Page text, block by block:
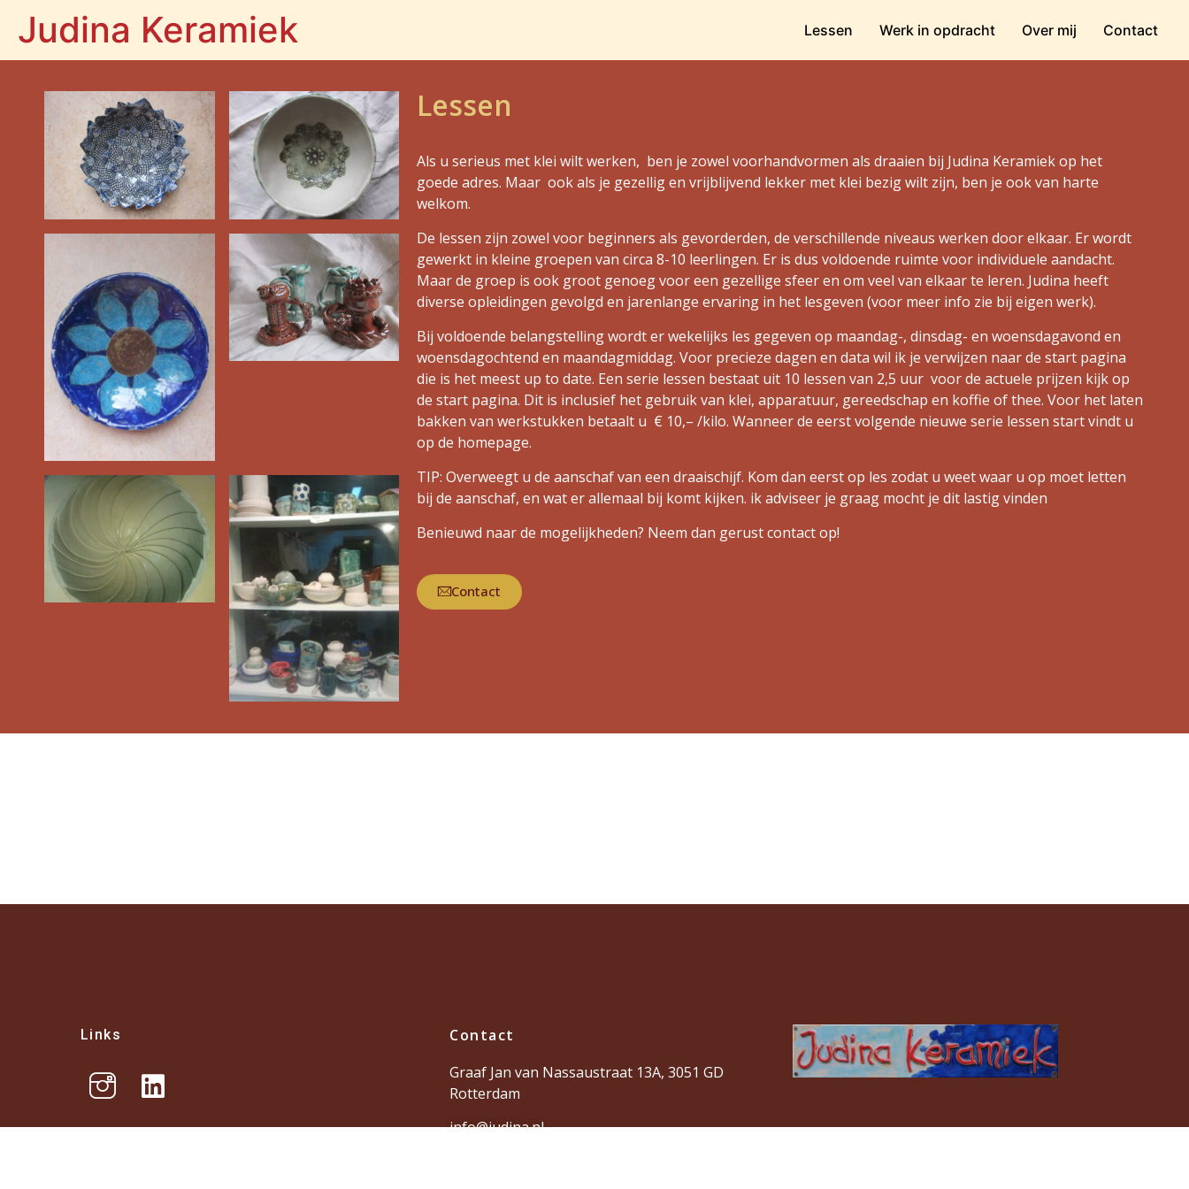
Judina Keramiek Lessen Werk in opdracht Over mij Contact
Lessen
Als u serieus met klei wilt werken, ben je zowel voorhandvormen als draaien bij Judina Keramiek op het
goede adres. Maar ook als je gezellig en vrijblijvend lekker met klei bezig wilt zijn, ben je ook van harte
welkom.
De lessen zijn zowel voor beginners als gevorderden, de verschillende niveaus werken door elkaar. Er wordt
gewerkt in kleine groepen van circa 8-10 leerlingen. Er is dus voldoende ruimte voor individuele aandacht.
Maar de groep is ook groot genoeg voor een gezellige sfeer en om veel van elkaar te leren. Judina heeft
diverse opleidingen gevolgd en jarenlange ervaring in het lesgeven (voor meer info zie bij eigen werk).
Bij voldoende belangstelling wordt er wekelijks les gegeven op maandag-, dinsdag- en woensdagavond en
woensdagochtend en maandagmiddag. Voor precieze dagen en data wil ik je verwijzen naar de start pagina
die is het meest up to date. Een serie lessen bestaat uit 10 lessen van 2,5 uur voor de actuele prijzen kijk op
de start pagina. Dit is inclusief het gebruik van klei, apparatuur, gereedschap en koffie of thee. Voor het laten
bakken van werkstukken betaalt u € 10,– /kilo. Wanneer de eerst volgende nieuwe serie lessen start vindt u
op de homepage.
TIP: Overweegt u de aanschaf van een draaischijf. Kom dan eerst op les zodat u weet waar u op moet letten
bij de aanschaf, en wat er allemaal bij komt kijken. ik adviseer je graag mocht je dit lastig vinden
Benieuwd naar de mogelijkheden? Neem dan gerust contact op!
Contact
Links
Contact
Graaf Jan van Nassaustraat 13A, 3051 GD
Rotterdam
info@judina.nl